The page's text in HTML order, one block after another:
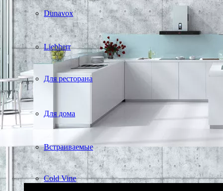
Dunavox
Liebherr
Для ресторана
Для дома
Встраиваемые
Cold Vine